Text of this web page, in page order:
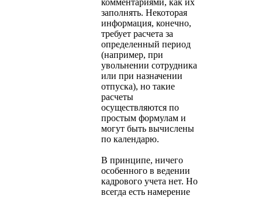
заполнять. Некоторая
информация, конечно,
требует расчета за
определенный период
(например, при
увольнении сотрудника
или при назначении
отпуска), но такие
расчеты
осуществляются по
простым формулам и
могут быть вычислены
по календарю.
В принципе, ничего
особенного в ведении
кадрового учета нет. Но
всегда есть намерение